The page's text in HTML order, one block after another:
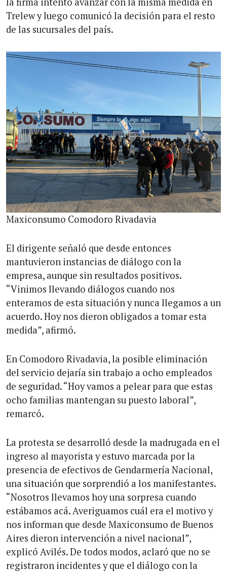
Trelew y luego comunicó la decisión para el resto
de las sucursales del país.
Maxiconsumo Comodoro Rivadavia
El dirigente señaló que desde entonces
mantuvieron instancias de diálogo con la
empresa, aunque sin resultados positivos.
“Vinimos llevando diálogos cuando nos
enteramos de esta situación y nunca llegamos a un
acuerdo. Hoy nos dieron obligados a tomar esta
medida”, afirmó.
En Comodoro Rivadavia, la posible eliminación
del servicio dejaría sin trabajo a ocho empleados
de seguridad. “Hoy vamos a pelear para que estas
ocho familias mantengan su puesto laboral”,
remarcó.
La protesta se desarrolló desde la madrugada en el
ingreso al mayorista y estuvo marcada por la
presencia de efectivos de Gendarmería Nacional,
una situación que sorprendió a los manifestantes.
“Nosotros llevamos hoy una sorpresa cuando
estábamos acá. Averiguamos cuál era el motivo y
nos informan que desde Maxiconsumo de Buenos
Aires dieron intervención a nivel nacional”,
explicó Avilés. De todos modos, aclaró que no se
registraron incidentes y que el diálogo con la